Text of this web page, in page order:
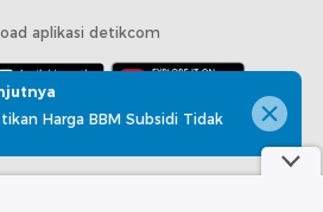
aplikasi detikcom
detikcom, All right reserved
Harga BBM Subsidi Tidak